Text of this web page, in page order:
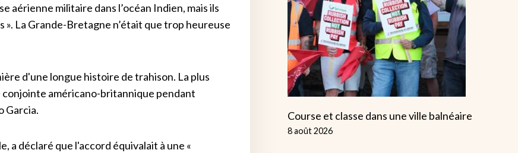
aérienne militaire dans l’océan Indien, mais ils
La Grande-Bretagne n’était que trop heureuse
d'une longue histoire de trahison. La plus
américano-britannique pendant
Garcia.
a déclaré que l'accord équivalait à une «
Course et classe dans une ville balnéaire
8 août 2026